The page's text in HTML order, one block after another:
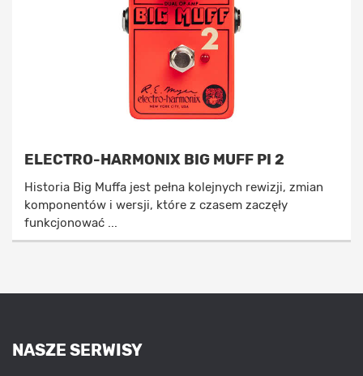
ELECTRO-HARMONIX BIG MUFF PI 2
Historia Big Muffa jest pełna kolejnych rewizji, zmian
komponentów i wersji, które z czasem zaczęły
funkcjonować ...
NASZE SERWISY